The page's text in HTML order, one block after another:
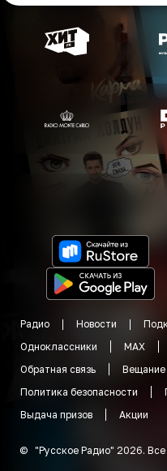
Радио Новости
Одноклассники
MAX
Обратная связь
Вещание
Политика безопасности
Выдача призов
Акции
© "Русское Радио" 2026.